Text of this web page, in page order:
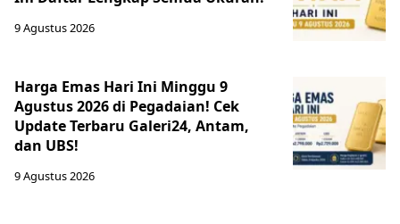
9 Agustus 2026
Harga Emas Hari Ini Minggu 9
Agustus 2026 di Pegadaian! Cek
Update Terbaru Galeri24, Antam,
dan UBS!
9 Agustus 2026